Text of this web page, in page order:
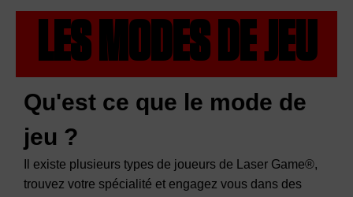
LES MODES DE JEU
Qu'est ce que le mode de
jeu ?
Il existe plusieurs types de joueurs de Laser Game®,
trouvez votre spécialité et engagez vous dans des